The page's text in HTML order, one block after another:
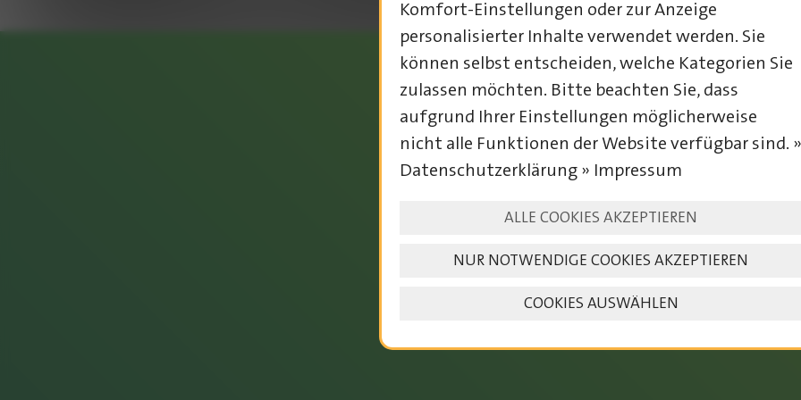
23. – 25. JULI 2027
SAVE THE DATE
Komfort-Einstellungen oder zur Anzeige
personalisierter Inhalte verwendet werden. Sie
können selbst entscheiden, welche Kategorien Sie
zulassen möchten. Bitte beachten Sie, dass
aufgrund Ihrer Einstellungen möglicherweise
nicht alle Funktionen der Website verfügbar sind. »
Datenschutzerklärung » Impressum
ALLE COOKIES AKZEPTIEREN
NUR NOTWENDIGE COOKIES AKZEPTIEREN
COOKIES AUSWÄHLEN